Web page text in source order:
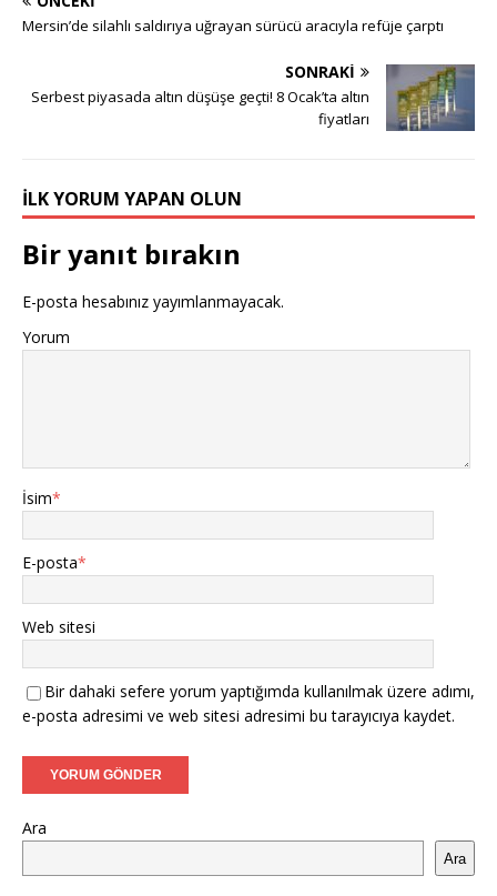
Mersin’de silahlı saldırıya uğrayan sürücü aracıyla refüje çarptı
SONRAKI
Serbest piyasada altın düşüşe geçti! 8 Ocak’ta altın
fiyatları
İLK YORUM YAPAN OLUN
Bir yanıt bırakın
E-posta hesabınız yayımlanmayacak.
Yorum
İsim*
E-posta*
Web sitesi
Bir dahaki sefere yorum yaptığımda kullanılmak üzere adımı,
e-posta adresimi ve web sitesi adresimi bu tarayıcıya kaydet.
Ara
Ara